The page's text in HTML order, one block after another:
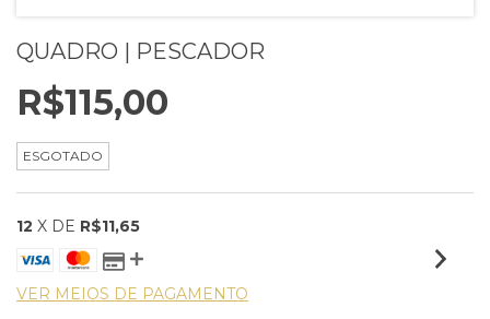
QUADRO | PESCADOR
R$115,00
ESGOTADO
12 X DE R$11,65
VER MEIOS DE PAGAMENTO